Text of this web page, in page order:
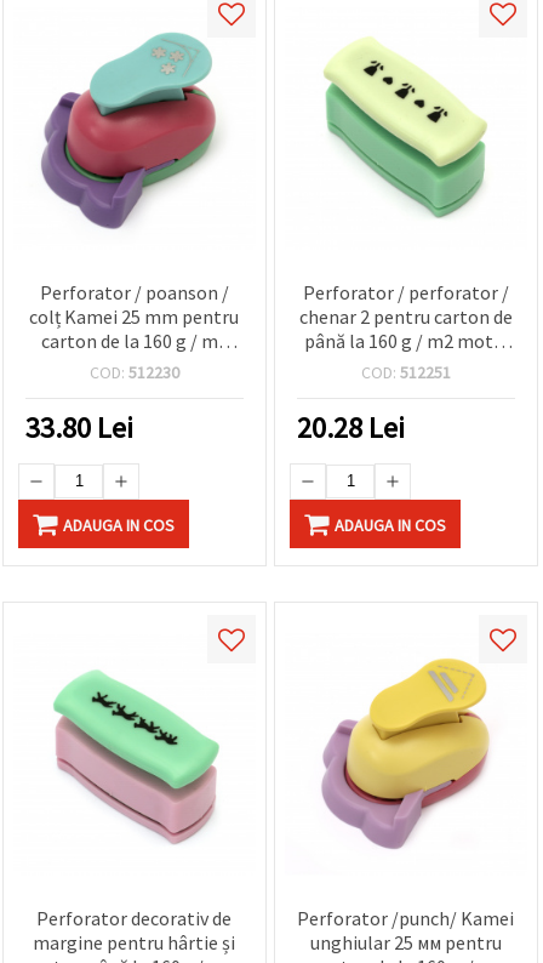
Perforator / poanson /
colț Kamei 25 mm pentru
carton de la 160 g / m2
până la 240 g / m2 și flori
COD: 512230
33.80 Lei
ADAUGA IN COS
Perforator / perforator /
chenar 2 pentru carton de
până la 160 g / m2 motiv
floral 2
COD: 512251
20.28 Lei
ADAUGA IN COS
Perforator decorativ de
margine pentru hârtie și
Perforator /punch/ Kamei
unghiular 25 мм pentru